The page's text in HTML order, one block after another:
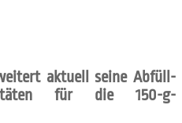
aktuell seine Abfüll-
für die 150-g-